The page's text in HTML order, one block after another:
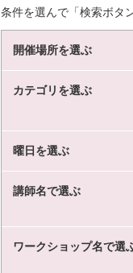
条件を選んで「検索ボタ
開催場所を選ぶ
カテゴリを選ぶ
曜日を選ぶ
講師名で選ぶ
ワークショップ名で選